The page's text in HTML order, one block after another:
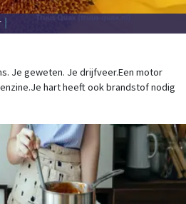
Je geweten. Je drijfveer.Een motor
hart heeft ook brandstof nodig